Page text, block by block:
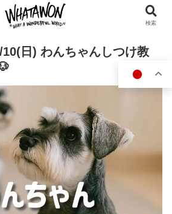
日) わんちゃんしつけ教
検索